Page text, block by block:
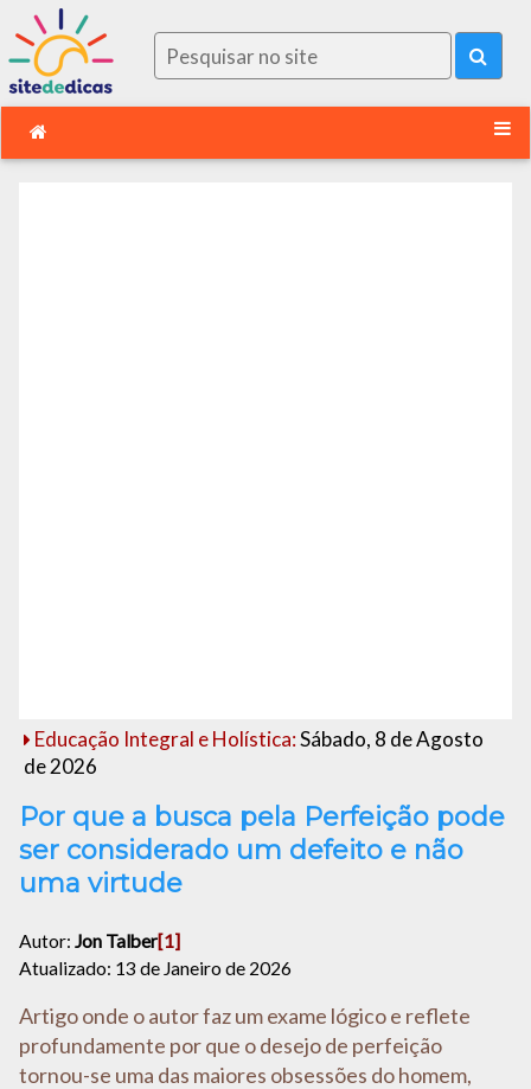
Educação Integral e Holística:Sábado, 8 de Agosto
de 2026
Por que a busca pela Perfeição pode
ser considerado um defeito e não
uma virtude
Autor: Jon Talber[1]
Atualizado: 13 de Janeiro de 2026
Artigo onde o autor faz um exame lógico e reflete
profundamente por que o desejo de perfeição
tornou-se uma das maiores obsessões do homem,